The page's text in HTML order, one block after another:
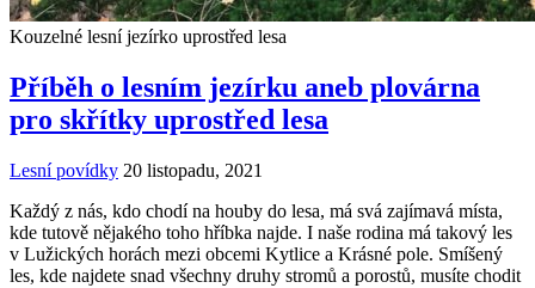
Kouzelné lesní jezírko uprostřed lesa
Příběh o lesním jezírku aneb plovárna
pro skřítky uprostřed lesa
Lesní povídky 20 listopadu, 2021
Každý z nás, kdo chodí na houby do lesa, má svá zajímavá místa,
kde tutově nějakého toho hříbka najde. I naše rodina má takový les
v Lužických horách mezi obcemi Kytlice a Krásné pole. Smíšený
les, kde najdete snad všechny druhy stromů a porostů, musíte chodit